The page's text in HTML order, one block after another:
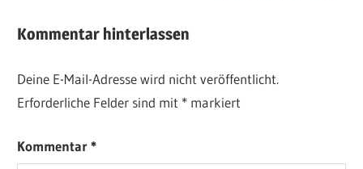
Kommentar hinterlassen
Deine E-Mail-Adresse wird nicht veröffentlicht.
Erforderliche Felder sind mit * markiert
Kommentar*